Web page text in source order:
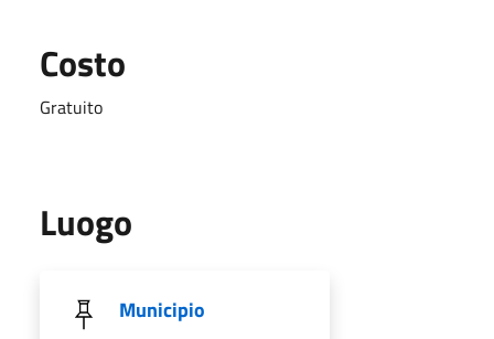
Costo
Gratuito
Luogo
Municipio